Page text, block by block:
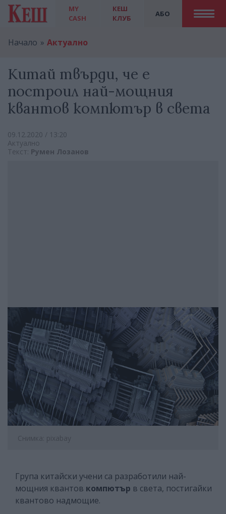
MY
CASH
АБО
КЕШ
КЛУБ
Начало Актуално
Китай твърди, че е
построил най-мощния
квантов компютър в света
09.12.2020 / 13:20
Актуално
Текст: Румен Лозанов
Снимка: pixabay
Група китайски учени са разработили най-
мощния квантов компютър в света, постигайки
квантово надмощие.